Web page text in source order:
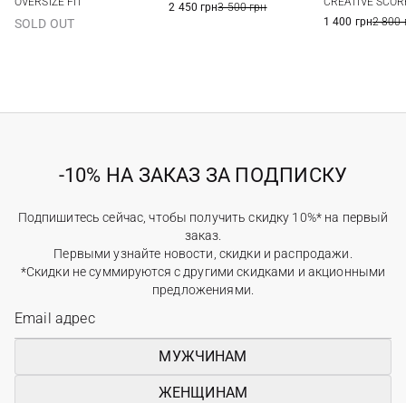
SOLD OUT
2 450 грн3 500 грн
1 400 грн2 800
-10% НА ЗАКАЗ ЗА ПОДПИСКУ
Подпишитесь сейчас, чтобы получить скидку 10%* на первый
заказ.
Первыми узнайте новости, скидки и распродажи.
*Скидки не суммируются с другими скидками и акционными
предложениями.
МУЖЧИНАМ
ЖЕНЩИНАМ